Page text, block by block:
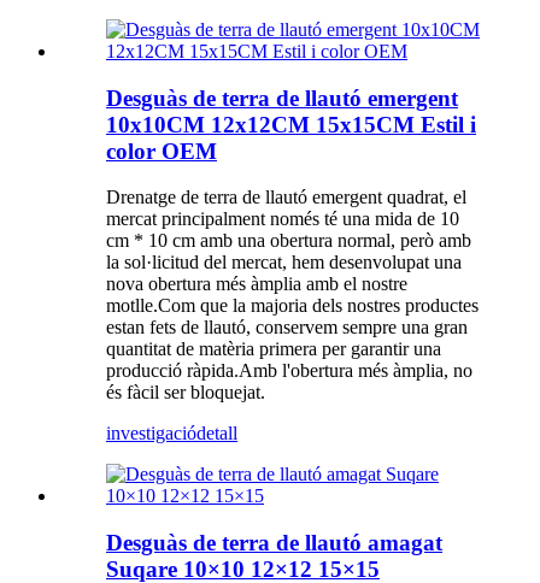
Desguàs de terra de llautó emergent
10x10CM 12x12CM 15x15CM Estil i
color OEM
Drenatge de terra de llautó emergent quadrat, el
mercat principalment només té una mida de 10
cm * 10 cm amb una obertura normal, però amb
la sol·licitud del mercat, hem desenvolupat una
nova obertura més àmplia amb el nostre
motlle.Com que la majoria dels nostres productes
estan fets de llautó, conservem sempre una gran
quantitat de matèria primera per garantir una
producció ràpida.Amb l'obertura més àmplia, no
és fàcil ser bloquejat.
investigaciódetall
Desguàs de terra de llautó amagat
Suqare 10×10 12×12 15×15